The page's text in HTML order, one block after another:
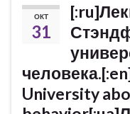
ОКТ
31
University